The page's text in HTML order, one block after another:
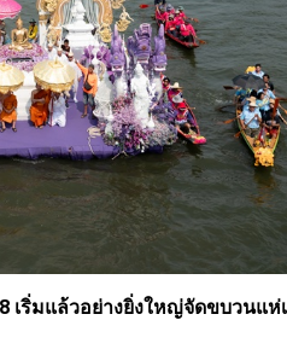
เริ่มแล้วอย่างยิ่งใหญ่จัดขบวนแ